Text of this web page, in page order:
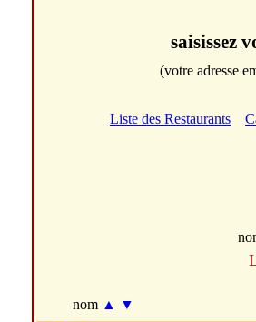
saisissez
(votre adresse
Liste des Restaurants
nom ▲
▼